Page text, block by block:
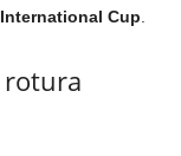
Cup
rotura